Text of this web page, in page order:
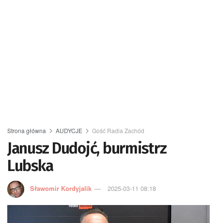
Strona główna AUDYCJE Gość Radia Zachód
Janusz Dudojć, burmistrz
Lubska
Sławomir Kordyjalik 2025-03-11 08:18